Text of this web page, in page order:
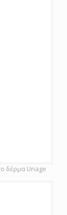
δέρμα Uriage